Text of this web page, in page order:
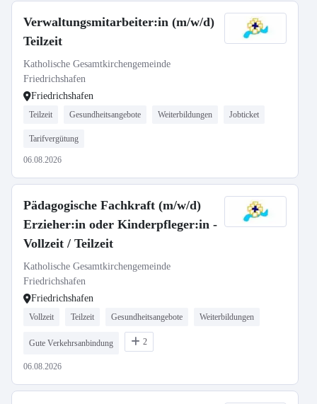
Verwaltungsmitarbeiter:in (m/w/d)
Teilzeit
Katholische Gesamtkirchengemeinde
Friedrichshafen
Friedrichshafen
Teilzeit Gesundheitsangebote Weiterbildungen Jobticket
Tarifvergütung
06.08.2026
Pädagogische Fachkraft (m/w/d)
Erzieher:in oder Kinderpfleger:in -
Vollzeit / Teilzeit
Katholische Gesamtkirchengemeinde
Friedrichshafen
Friedrichshafen
Vollzeit Teilzeit Gesundheitsangebote Weiterbildungen
Gute Verkehrsanbindung 2
06.08.2026